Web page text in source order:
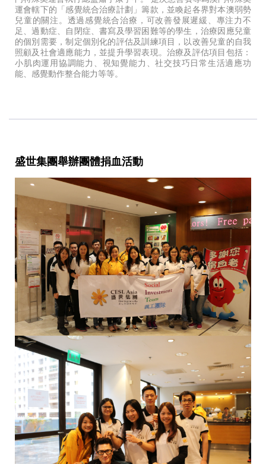
運會轄下的「感覺統合治療計劃」籌款，並喚起各界對本澳弱勢
兒童的關注。透過感覺統合治療，可改善發展遲緩、專注力不
足、過動症、自閉症、書寫及學習困難等的學生，治療因應兒童
的個別需要，制定個別化的評估及訓練項目，以改善兒童的自我
照顧及社會適應能力，並提升學習表現。治療及評估項目包括：
小肌肉運用協調能力、視知覺能力、社交技巧日常生活適應功
能、感覺動作整合能力等等。
盛世集團舉辦團體捐血活動